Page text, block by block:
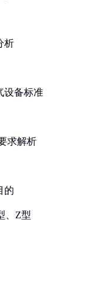
析
设备标准
求解析
的
、Z型